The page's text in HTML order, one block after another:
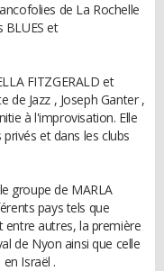
de La Rochelle
et
FITZGERALD et
de Jazz , Joseph Ganter ,
à l'improvisation. Elle
et dans les clubs
groupe de MARLA
pays tels que
entre autres, la première
de Nyon ainsi que celle
Israël .